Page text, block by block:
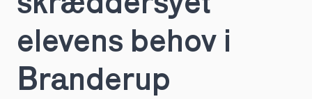
elevens behov i
Branderup